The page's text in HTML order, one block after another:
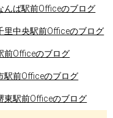
んば駅前Officeのブログ
里中央駅前Officeのブログ
前Officeのブログ
駅前Officeのブログ
東駅前Officeのブログ